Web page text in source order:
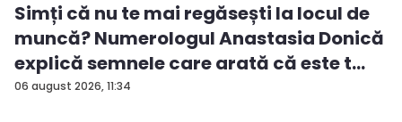
06 august 2026, 11:34
Simți că nu te mai regăsești la locul de
muncă? Numerologul Anastasia Donică
explică semnele care arată că este t...